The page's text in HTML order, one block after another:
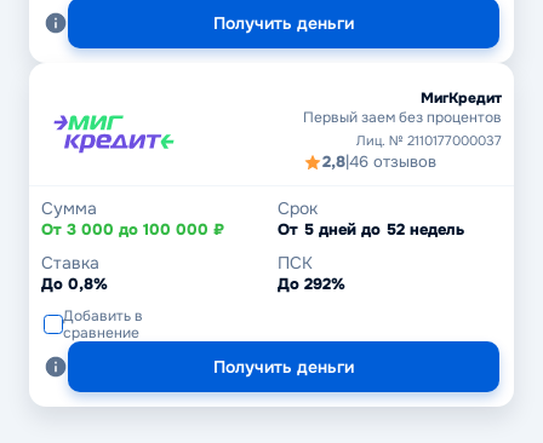
Получить деньги
МигКредит
Первый заем без процентов
Лиц. № 2110177000037
2,8|46 отзывов
Сумма
От 3 000 до 100 000 ₽
Срок
От 5 дней до 52 недель
Ставка
До 0,8%
ПСК
До 292%
Добавить в
сравнение
Получить деньги